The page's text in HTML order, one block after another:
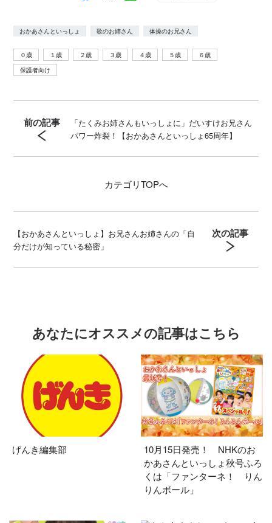
おかあさんといっしょ 歌のお姉さん 体操のお兄さん
０歳 １歳 ２歳 ３歳 ４歳 ５歳
６歳
保護者向け
前の記事
「たくみお姉さんもいっしょに」だいすけお兄さん
パワー炸裂！【おかあさんといっしょ65周年】
カテゴリTOPへ
【おかあさんといっしょ】お兄さんお姉さんの「自
分だけが知っている秘密」
次の記事
あなたにオススメの記事はこちら
げんき編集部
10月15日発売！ NHKのお
かあさんといっしょ秋号ふろ
くは「ファンターネ！ りん
りんボール」